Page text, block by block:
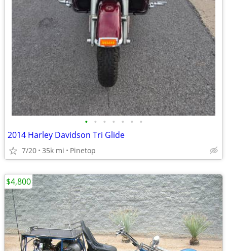
• • • • • • •
2014 Harley Davidson Tri Glide
7/20 35k mi Pinetop
$4,800